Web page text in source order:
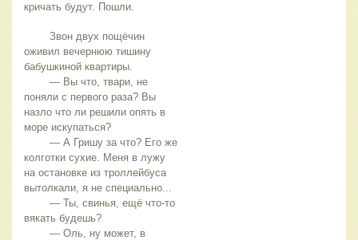
кричать будут. Пошли.
оживил вечернюю тишину
бабушкиной квартиры.
поняли с первого раза? Вы
назло что ли решили опять в
море искупаться?
колготки сухие. Меня в лужу
на остановке из троллейбуса
вытолкали, я не специально...
вякать будешь?